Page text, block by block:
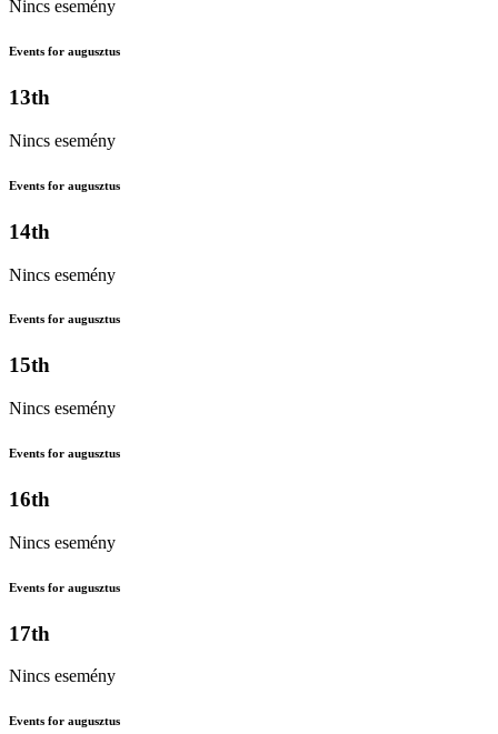
Nincs esemény
Events for augusztus
13th
Nincs esemény
Events for augusztus
14th
Nincs esemény
Events for augusztus
15th
Nincs esemény
Events for augusztus
16th
Nincs esemény
Events for augusztus
17th
Nincs esemény
Events for augusztus